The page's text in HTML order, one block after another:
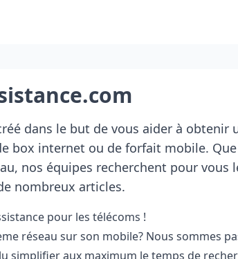
dans le but de vous aider à
box internet ou de forfait mobile.
nos équipes recherchent pour vous
nombreux articles.
pour les télécoms !
réseau sur son mobile? Nous sommes
simplifier aux maximum le temps de